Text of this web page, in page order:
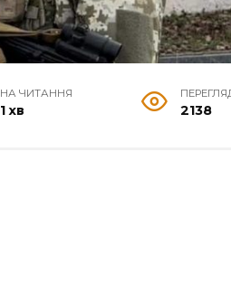
НА ЧИТАННЯ
1 хв 2138